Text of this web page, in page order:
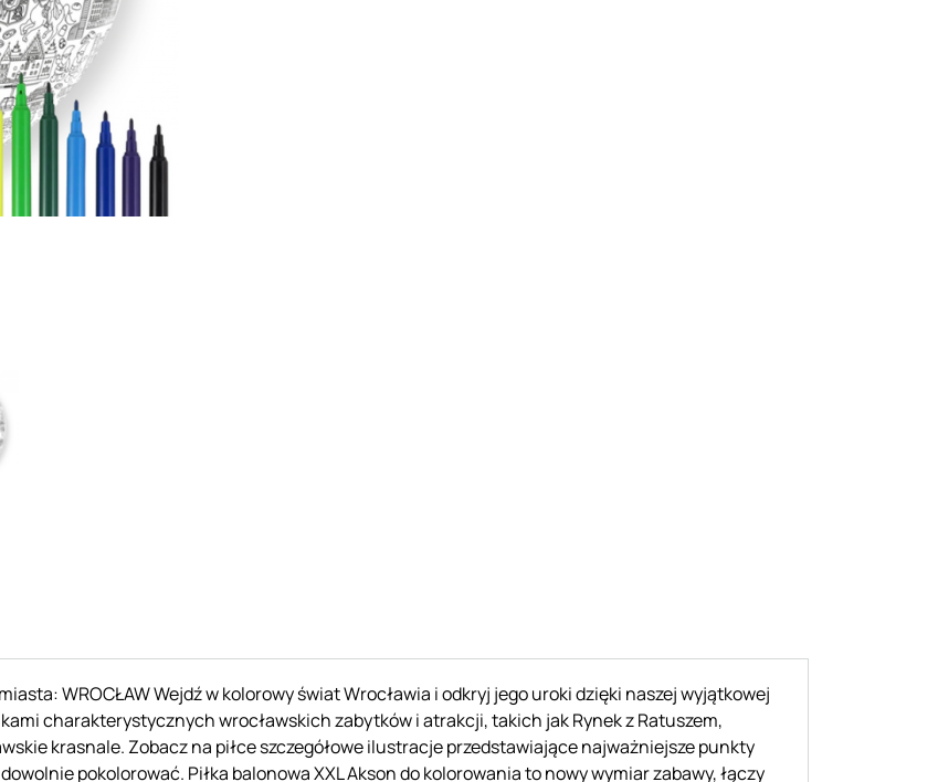
WROCŁAW Wejdź w kolorowy świat Wrocławia i odkryj jego uroki dzięki naszej wyjątkowej
charakterystycznych wrocławskich zabytków i atrakcji, takich jak Rynek z Ratuszem,
krasnale. Zobacz na piłce szczegółowe ilustracje przedstawiające najważniejsze punkty
pokolorować. Piłka balonowa XXL Akson do kolorowania to nowy wymiar zabawy, łączy